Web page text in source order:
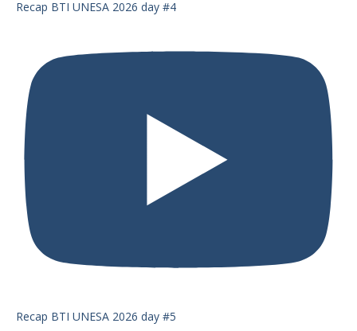
Recap BTI UNESA 2026 day #4
Recap BTI UNESA 2026 day #5